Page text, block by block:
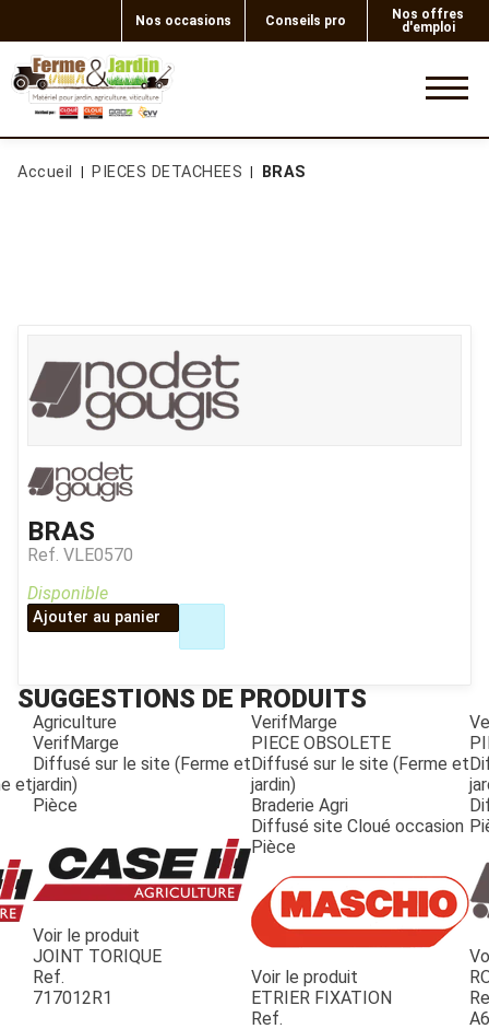
Nos occasions Conseils pro
Nos offres
d'emploi
JOUET
Accueil PIECES DETACHEES BRAS
BRAS
Ref. VLE0570
Disponible
Ajouter au panier
SUGGESTIONS DE PRODUITS
et
Agriculture
VerifMarge
Diffusé sur le site (Ferme et
jardin)
Pièce
Voir le produit
JOINT TORIQUE
Ref.
717012R1
VerifMarge
PIECE OBSOLETE
Diffusé sur le site (Ferme et
jardin)
Braderie Agri
Diffusé site Cloué occasion
Pièce
Voir le produit
ETRIER FIXATION
Ref.